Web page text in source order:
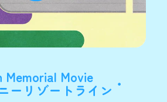
Memorial Movie
ーリゾートライン